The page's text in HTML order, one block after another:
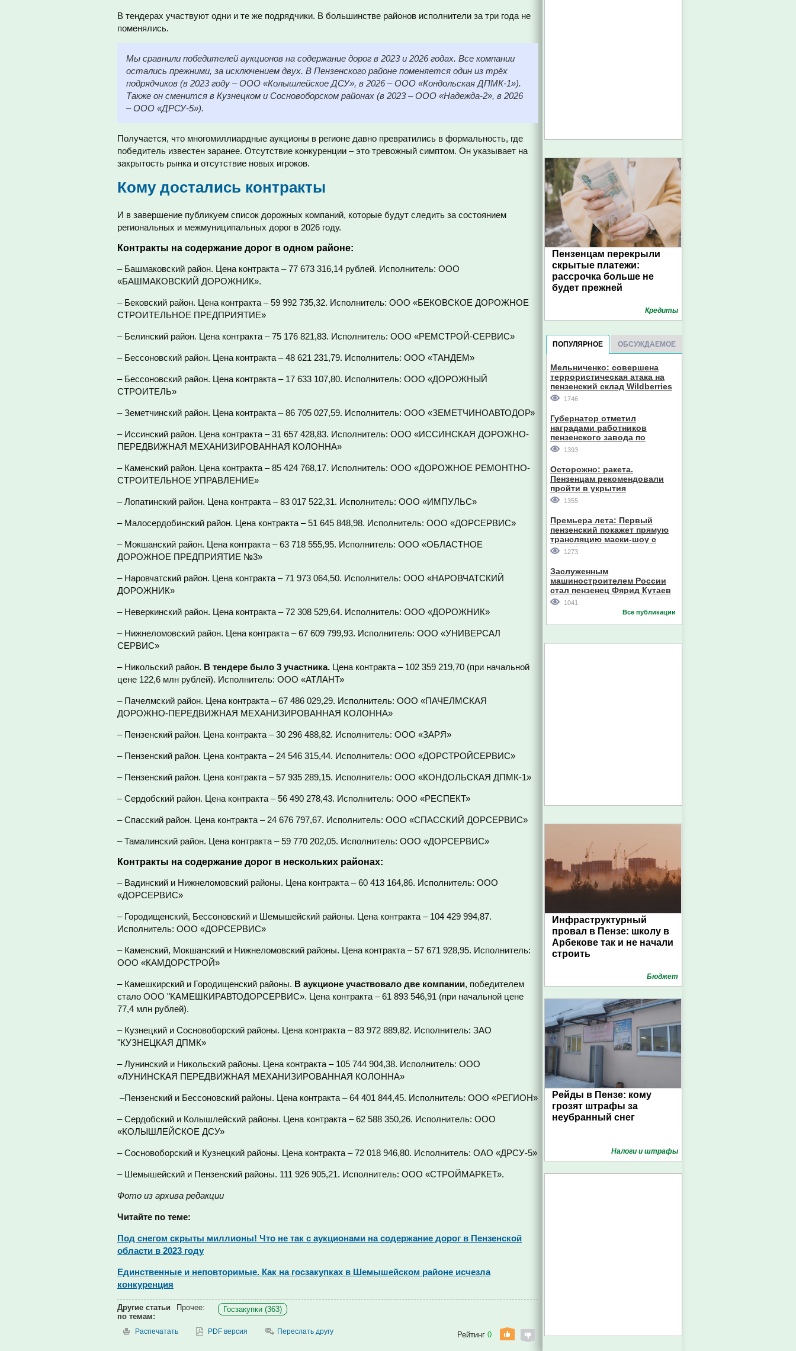
В тендерах участвуют одни и те же подрядчики. В большинстве районов исполнители за три года не
поменялись.
Мы сравнили победителей аукционов на содержание дорог в 2023 и 2026 годах. Все компании
остались прежними, за исключением двух. В Пензенского районе поменяется один из трёх
подрядчиков (в 2023 году – ООО «Колышлейское ДСУ», в 2026 – ООО «Кондольская ДПМК-1»).
Также он сменится в Кузнецком и Сосновоборском районах (в 2023 – ООО «Надежда-2», в 2026
– ООО «ДРСУ-5»).
Получается, что многомиллиардные аукционы в регионе давно превратились в формальность, где
победитель известен заранее. Отсутствие конкуренции – это тревожный симптом. Он указывает на
закрытость рынка и отсутствие новых игроков.
Кому достались контракты
И в завершение публикуем список дорожных компаний, которые будут следить за состоянием
региональных и межмуниципальных дорог в 2026 году.
Контракты на содержание дорог в одном районе:
– Башмаковский район. Цена контракта – 77 673 316,14 рублей. Исполнитель: ООО
«БАШМАКОВСКИЙ ДОРОЖНИК».
– Бековский район. Цена контракта – 59 992 735,32. Исполнитель: ООО «БЕКОВСКОЕ ДОРОЖНОЕ
СТРОИТЕЛЬНОЕ ПРЕДПРИЯТИЕ»
– Белинский район. Цена контракта – 75 176 821,83. Исполнитель: ООО «РЕМСТРОЙ-СЕРВИС»
– Бессоновский район. Цена контракта – 48 621 231,79. Исполнитель: ООО «ТАНДЕМ»
– Бессоновский район. Цена контракта – 17 633 107,80. Исполнитель: ООО «ДОРОЖНЫЙ
СТРОИТЕЛЬ»
– Земетчинский район. Цена контракта – 86 705 027,59. Исполнитель: ООО «ЗЕМЕТЧИНОАВТОДОР»
– Иссинский район. Цена контракта – 31 657 428,83. Исполнитель: ООО «ИССИНСКАЯ ДОРОЖНО-
ПЕРЕДВИЖНАЯ МЕХАНИЗИРОВАННАЯ КОЛОННА»
– Каменский район. Цена контракта – 85 424 768,17. Исполнитель: ООО «ДОРОЖНОЕ РЕМОНТНО-
СТРОИТЕЛЬНОЕ УПРАВЛЕНИЕ»
– Лопатинский район. Цена контракта – 83 017 522,31. Исполнитель: ООО «ИМПУЛЬС»
– Малосердобинский район. Цена контракта – 51 645 848,98. Исполнитель: ООО «ДОРСЕРВИС»
– Мокшанский район. Цена контракта – 63 718 555,95. Исполнитель: ООО «ОБЛАСТНОЕ
ДОРОЖНОЕ ПРЕДПРИЯТИЕ №3»
– Наровчатский район. Цена контракта – 71 973 064,50. Исполнитель: ООО «НАРОВЧАТСКИЙ
ДОРОЖНИК»
– Неверкинский район. Цена контракта – 72 308 529,64. Исполнитель: ООО «ДОРОЖНИК»
– Нижнеломовский район. Цена контракта – 67 609 799,93. Исполнитель: ООО «УНИВЕРСАЛ
СЕРВИС»
– Никольский район. В тендере было 3 участника. Цена контракта – 102 359 219,70 (при начальной
цене 122,6 млн рублей). Исполнитель: ООО «АТЛАНТ»
– Пачелмский район. Цена контракта – 67 486 029,29. Исполнитель: ООО «ПАЧЕЛМСКАЯ
ДОРОЖНО-ПЕРЕДВИЖНАЯ МЕХАНИЗИРОВАННАЯ КОЛОННА»
– Пензенский район. Цена контракта – 30 296 488,82. Исполнитель: ООО «ЗАРЯ»
– Пензенский район. Цена контракта – 24 546 315,44. Исполнитель: ООО «ДОРСТРОЙСЕРВИС»
– Пензенский район. Цена контракта – 57 935 289,15. Исполнитель: ООО «КОНДОЛЬСКАЯ ДПМК-1»
– Сердобский район. Цена контракта – 56 490 278,43. Исполнитель: ООО «РЕСПЕКТ»
– Спасский район. Цена контракта – 24 676 797,67. Исполнитель: ООО «СПАССКИЙ ДОРСЕРВИС»
– Тамалинский район. Цена контракта – 59 770 202,05. Исполнитель: ООО «ДОРСЕРВИС»
Контракты на содержание дорог в нескольких районах:
– Вадинский и Нижнеломовский районы. Цена контракта – 60 413 164,86. Исполнитель: ООО
«ДОРСЕРВИС»
– Городищенский, Бессоновский и Шемышейский районы. Цена контракта – 104 429 994,87.
Исполнитель: ООО «ДОРСЕРВИС»
– Каменский, Мокшанский и Нижнеломовский районы. Цена контракта – 57 671 928,95. Исполнитель:
ООО «КАМДОРСТРОЙ»
– Камешкирский и Городищенский районы. В аукционе участвовало две компании, победителем
стало ООО "КАМЕШКИРАВТОДОРСЕРВИС». Цена контракта – 61 893 546,91 (при начальной цене
77,4 млн рублей).
– Кузнецкий и Сосновоборский районы. Цена контракта – 83 972 889,82. Исполнитель: ЗАО
"КУЗНЕЦКАЯ ДПМК»
– Лунинский и Никольский районы. Цена контракта – 105 744 904,38. Исполнитель: ООО
«ЛУНИНСКАЯ ПЕРЕДВИЖНАЯ МЕХАНИЗИРОВАННАЯ КОЛОННА»
–Пензенский и Бессоновский районы. Цена контракта – 64 401 844,45. Исполнитель: ООО «РЕГИОН»
– Сердобский и Колышлейский районы. Цена контракта – 62 588 350,26. Исполнитель: ООО
«КОЛЫШЛЕЙСКОЕ ДСУ»
– Сосновоборский и Кузнецкий районы. Цена контракта – 72 018 946,80. Исполнитель: ОАО «ДРСУ-5»
– Шемышейский и Пензенский районы. 111 926 905,21. Исполнитель: ООО «СТРОЙМАРКЕТ».
Фото из архива редакции
Читайте по теме:
Под снегом скрыты миллионы! Что не так с аукционами на содержание дорог в Пензенской
области в 2023 году
Единственные и неповторимые. Как на госзакупках в Шемышейском районе исчезла
конкуренция
Другие статьи
по темам:
Прочее: Госзакупки (363)
Распечатать PDF версия Переслать другу Рейтинг 0
Пензенцам перекрыли
скрытые платежи:
рассрочка больше не
будет прежней
Кредиты
ПОПУЛЯРНОЕ ОБСУЖДАЕМОЕ
Мельниченко: совершена
террористическая атака на
пензенский склад Wildberries
1746
Губернатор отметил
наградами работников
пензенского завода по
производству станков
1393
Осторожно: ракета.
Пензенцам рекомендовали
пройти в укрытия
1355
Премьера лета: Первый
пензенский покажет прямую
трансляцию маски-шоу с
участием компании из Южной
1273
Заслуженным
машиностроителем России
стал пензенец Фярид Кутаев
1041
Все публикации
Инфраструктурный
провал в Пензе: школу в
Арбекове так и не начали
строить
Бюджет
Рейды в Пензе: кому
грозят штрафы за
неубранный снег
Налоги и штрафы